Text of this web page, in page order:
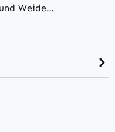
Weide…